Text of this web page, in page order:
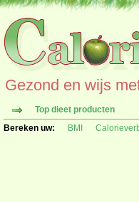
Gezond en wijs
Top dieet producten
Bereken uw:
BMI